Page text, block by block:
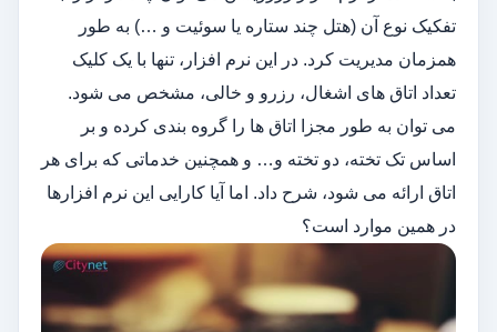
تفکیک نوع آن (هتل چند ستاره یا سوئیت و …) به طور
همزمان مدیریت کرد. در این نرم افزار، تنها با یک کلیک
تعداد اتاق های اشغال، رزرو و خالی، مشخص می شود.
می توان به طور مجزا اتاق ها را گروه بندی کرده و بر
اساس تک تخته، دو تخته و… و همچنین خدماتی که برای هر
اتاق ارائه می شود، شرح داد. اما آیا کارایی این نرم افزارها
در همین موارد است؟